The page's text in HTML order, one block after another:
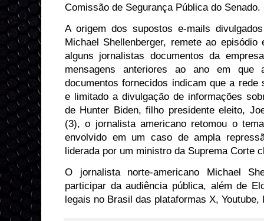
Comissão de Segurança Pública do Senado.
A origem dos supostos e-mails
Michael Shellenberger, remete ao
alguns jornalistas documentos da
mensagens anteriores ao ano em
documentos fornecidos indicam que a rede
e limitado a divulgação de informações
de Hunter Biden, filho presidente eleito,
(3), o jornalista americano retomou o
envolvido em um caso de ampla
liderada por um ministro da Suprema Corte
O jornalista norte-americano Michael
participar da audiência pública, além de
legais no Brasil das plataformas X,